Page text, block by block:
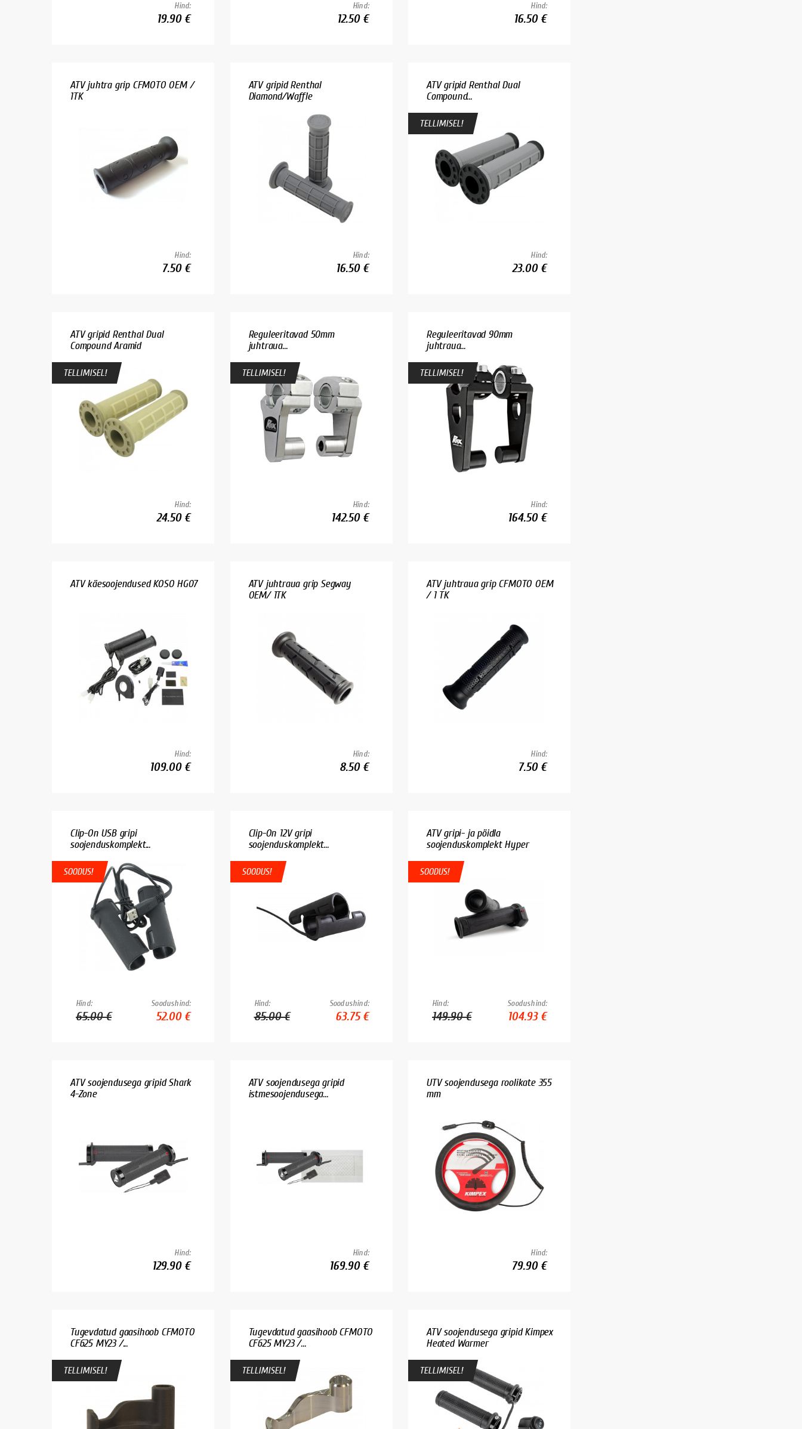
Hind:
19.90 €
Hind:
12.50 €
Hind:
16.50 €
ATV juhtra grip CFMOTO OEM /
1TK
Hind:
7.50 €
ATV gripid Renthal
Diamond/Waffle
Hind:
16.50 €
ATV gripid Renthal Dual
Compound...
TELLIMISEL!
Hind:
23.00 €
ATV gripid Renthal Dual
Compound Aramid
TELLIMISEL!
Hind:
24.50 €
Reguleeritavad 50mm
juhtraua...
TELLIMISEL!
Hind:
142.50 €
Reguleeritavad 90mm
juhtraua...
TELLIMISEL!
Hind:
164.50 €
ATV käesoojendused KOSO HG07
Hind:
109.00 €
ATV juhtraua grip Segway
OEM/ 1TK
Hind:
8.50 €
ATV juhtraua grip CFMOTO OEM
/ 1 TK
Hind:
7.50 €
Clip-On USB gripi
soojenduskomplekt...
SOODUS!
Hind:
65.00 €
Soodushind:
52.00 €
Clip-On 12V gripi
soojenduskomplekt...
SOODUS!
Hind:
85.00 €
Soodushind:
63.75 €
ATV gripi- ja pöidla
soojenduskomplekt Hyper
SOODUS!
Hind:
149.90 €
Soodushind:
104.93 €
ATV soojendusega gripid Shark
4-Zone
Hind:
129.90 €
ATV soojendusega gripid
istmesoojendusega...
Hind:
169.90 €
UTV soojendusega roolikate 355
mm
Hind:
79.90 €
Tugevdatud gaasihoob CFMOTO
CF625 MY23 /...
TELLIMISEL!
Tugevdatud gaasihoob CFMOTO
CF625 MY23 /...
TELLIMISEL!
ATV soojendusega gripid Kimpex
Heated Warmer
TELLIMISEL!